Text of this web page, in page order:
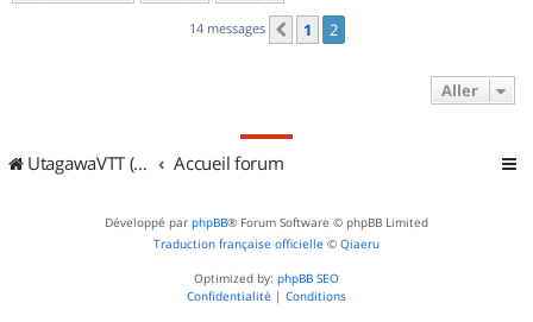
14 messages Précédent
1 2
Aller
UtagawaVTT (Randos VTT et VTTAE avec traces GPS) Accueil forum
Développé par phpBB® Forum Software © phpBB Limited
Traduction française officielle © Qiaeru
Optimized by: phpBB SEO
Confidentialité | Conditions